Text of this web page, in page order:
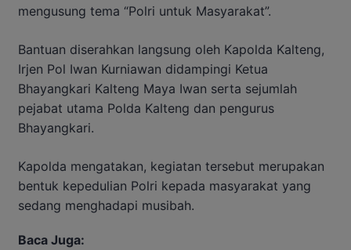
mengusung tema “Polri untuk Masyarakat”.
Bantuan diserahkan langsung oleh Kapolda Kalteng,
Irjen Pol Iwan Kurniawan didampingi Ketua
Bhayangkari Kalteng Maya Iwan serta sejumlah
pejabat utama Polda Kalteng dan pengurus
Bhayangkari.
Kapolda mengatakan, kegiatan tersebut merupakan
bentuk kepedulian Polri kepada masyarakat yang
sedang menghadapi musibah.
Baca Juga: